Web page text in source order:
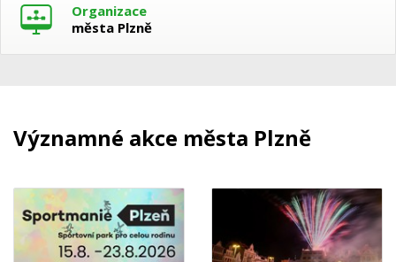
Organizace
města Plzně
Významné akce města Plzně